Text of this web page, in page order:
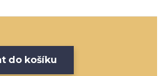
do košíku